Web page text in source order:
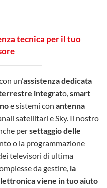
tecnica per il tuo
un’assistenza dedicata
integrato,smart
e sistemi con antenna
satellitari e Sky. Il nostro
persettaggio delle
o la programmazione
televisori di ultima
da gestire, la
viene in tuo aiuto